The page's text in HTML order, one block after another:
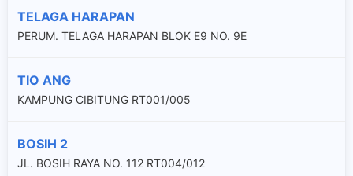
TELAGA HARAPAN
PERUM. TELAGA HARAPAN BLOK E9 NO. 9E
TIO ANG
KAMPUNG CIBITUNG RT001/005
BOSIH 2
JL. BOSIH RAYA NO. 112 RT004/012